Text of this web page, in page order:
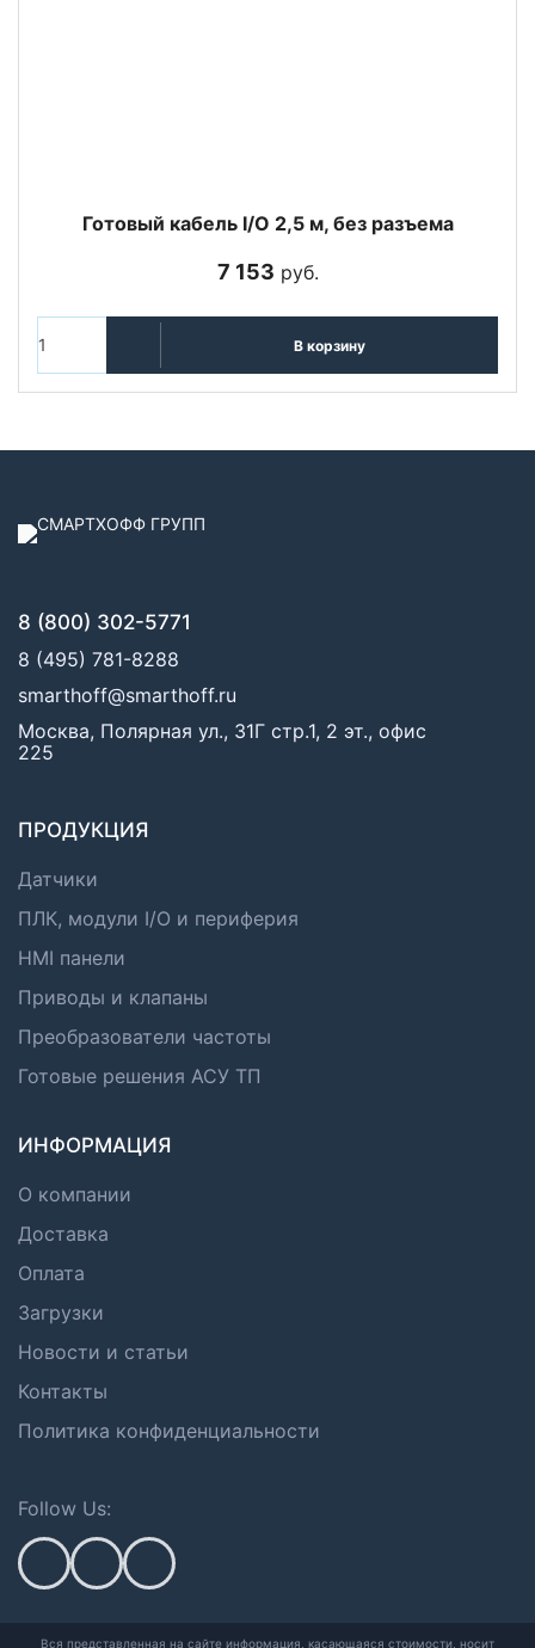
Готовый кабель I/O 2,5 м, без разъема
7 153 руб.
В корзину
8 (800) 302-5771
8 (495) 781-8288
smarthoff@smarthoff.ru
Москва, Полярная ул., 31Г стр.1, 2 эт., офис
225
ПРОДУКЦИЯ
Датчики
ПЛК, модули I/O и периферия
HMI панели
Приводы и клапаны
Преобразователи частоты
Готовые решения АСУ ТП
ИНФОРМАЦИЯ
О компании
Доставка
Оплата
Загрузки
Новости и статьи
Контакты
Политика конфиденциальности
Follow Us:
Вся представленная на сайте информация, касающаяся стоимости, носит